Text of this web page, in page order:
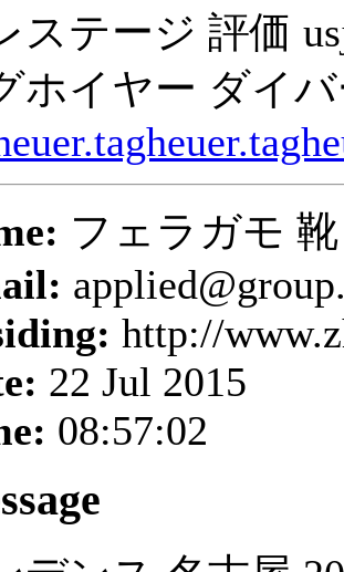
ステージ 評価
ホイヤー ダイ
フェラガモ
http://
22 Jul 2015
08:57:02